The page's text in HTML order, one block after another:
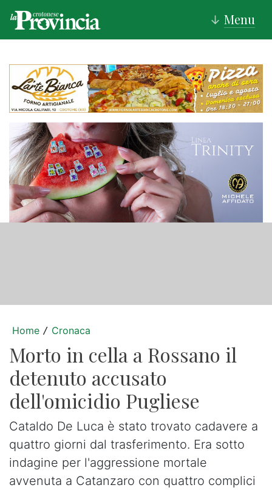
↓ Menu
Home / Cronaca
Morto in cella a Rossano il
detenuto accusato
dell'omicidio Pugliese
Cataldo De Luca è stato trovato cadavere a
quattro giorni dal trasferimento. Era sotto
indagine per l'aggressione mortale
avvenuta a Catanzaro con quattro complici